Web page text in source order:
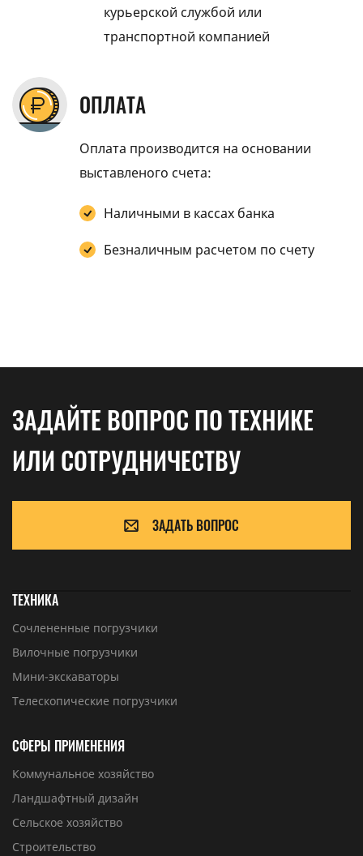
курьерской службой или
транспортной компанией
ОПЛАТА
Оплата производится на основании
выставленого счета:
Наличными в кассах банка
Безналичным расчетом по счету
ЗАДАЙТЕ ВОПРОС ПО ТЕХНИКЕ
ИЛИ СОТРУДНИЧЕСТВУ
ЗАДАТЬ ВОПРОС
ТЕХНИКА
Сочлененные погрузчики
Вилочные погрузчики
Мини-экскаваторы
Телескопические погрузчики
СФЕРЫ ПРИМЕНЕНИЯ
Коммунальное хозяйство
Ландшафтный дизайн
Сельское хозяйство
Строительство